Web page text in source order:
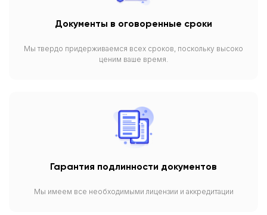
Документы в оговоренные сроки
Мы твердо придерживаемся всех сроков, поскольку высоко
ценим ваше время.
Гарантия подлинности документов
Мы имеем все необходимыми лицензии и аккредитации